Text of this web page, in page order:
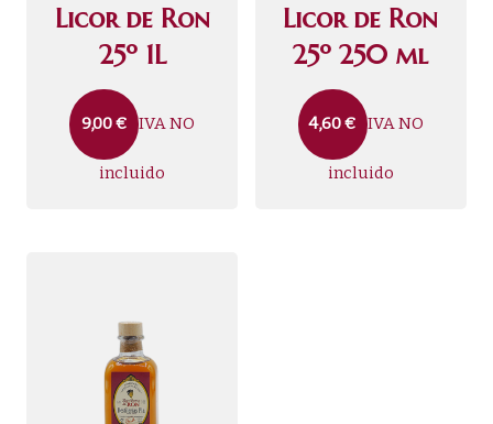
Licor de Ron
25º 1L
9,00€ IVA NO
incluido
Licor de Ron
25º 250 ml
4,60€ IVA NO
incluido